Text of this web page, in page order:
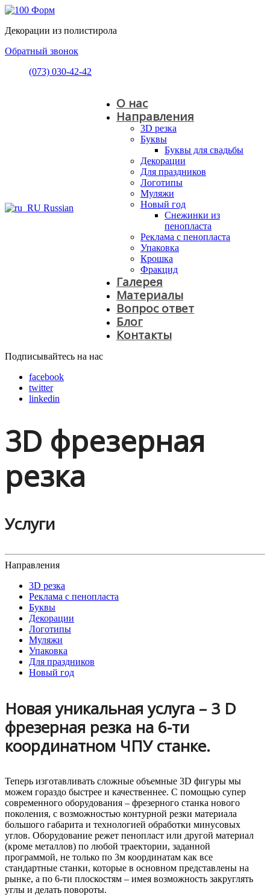
Декорации из полистирола
Обратный звонок
(073) 030-42-42
Russian
О нас
Направления
3D резка
Буквы
Буквы для свадьбы
Декорации
Для праздников
Логотипы
Муляжи
Новый год
Снежинки из
пенопласта
Реклама с пенопласта
Упаковка
Крошка
Фракцид
Галерея
Материалы
Вопрос ответ
Блог
Контакты
Подписывайтесь на нас
facebook
twitter
linkedin
3D фрезерная
резка
Услуги
Направления
3D резка
Реклама с пенопласта
Буквы
Декорации
Логотипы
Муляжи
Упаковка
Для праздников
Новый год
Новая уникальная услуга – 3 D
фрезерная резка на 6-ти
координатном ЧПУ станке.
Теперь изготавливать сложные объемные 3D фигуры мы
можем гораздо быстрее и качественнее. С помощью супер
современного оборудования – фрезерного станка нового
поколения, c возможностью контурной резки материала
большого габарита и технологией обработки минусовых
углов. Оборудование режет пенопласт или другой материал
(кроме металлов) по любой траектории, заданной
программой, не только по 3м координатам как все
стандартные станки, которые в основном представлены на
рынке, а по 6-ти плоскостям – имея возможность закруглять
углы и делать повороты.